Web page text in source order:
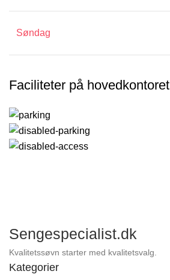
Søndag
Faciliteter på hovedkontoret
Sengespecialist.dk
Kvalitetssøvn starter med kvalitetsvalg.
Kategorier